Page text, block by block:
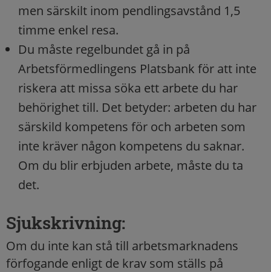
men särskilt inom pendlingsavstånd 1,5
timme enkel resa.
Du måste regelbundet gå in på
Arbetsförmedlingens Platsbank för att inte
riskera att missa söka ett arbete du har
behörighet till. Det betyder: arbeten du har
särskild kompetens för och arbeten som
inte kräver någon kompetens du saknar.
Om du blir erbjuden arbete, måste du ta
det.
Sjukskrivning:
Om du inte kan stå till arbetsmarknadens
förfogande enligt de krav som ställs på